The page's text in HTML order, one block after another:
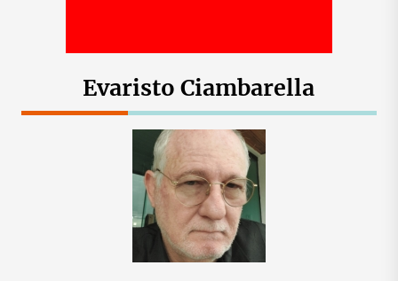
Evaristo Ciambarella